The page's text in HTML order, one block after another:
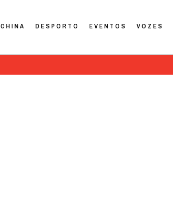
CHINA DESPORTO EVENTOS VOZES